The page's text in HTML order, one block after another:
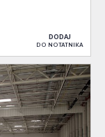
DODAJ
DO NOTATNIKA